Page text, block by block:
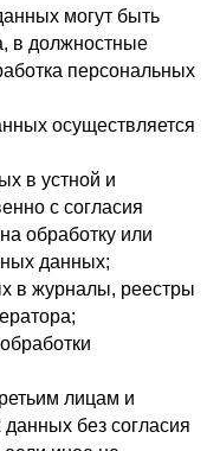
могут быть
в должностные
персональных
осуществляется
в устной и
с согласия
обработку или
данных;
в журналы, реестры
лицам и
без согласия